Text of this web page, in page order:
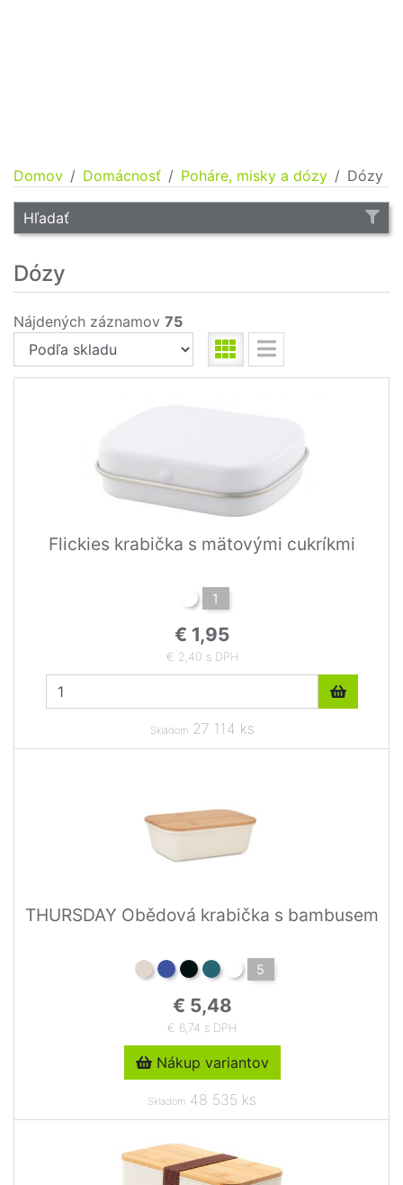
Domov Domácnosť Poháre, misky a dózy Dózy
Hľadať
Dózy
Nájdených záznamov 75
Flickies krabička s mätovými cukríkmi
1
€ 1,95
€ 2,40 s DPH
Skladom27 114 ks
THURSDAY Obědová krabička s bambusem
5
€ 5,48
€ 6,74 s DPH
Nákup variantov
Skladom 48 535 ks